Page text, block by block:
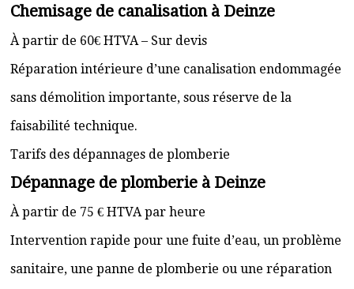
Chemisage de canalisation à Deinze
À partir de 60€ HTVA – Sur devis
Réparation intérieure d’une canalisation endommagée
sans démolition importante, sous réserve de la
faisabilité technique.
Tarifs des dépannages de plomberie
Dépannage de plomberie à Deinze
À partir de 75 € HTVA par heure
Intervention rapide pour une fuite d’eau, un problème
sanitaire, une panne de plomberie ou une réparation